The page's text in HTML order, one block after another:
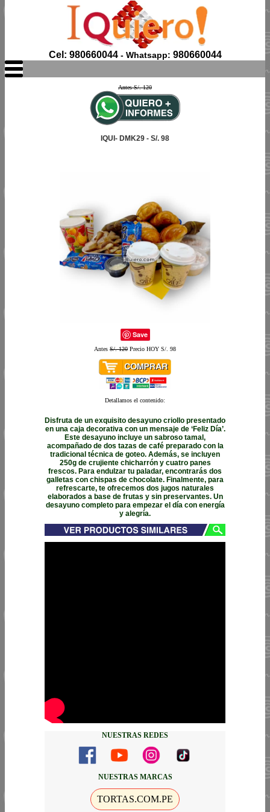
Cel: 980660044- Whatsapp: 980660044
Antes S/. 120
IQUI- DMK29 - S/. 98
Save
Antes S/. 120 Precio HOY S/. 98
Detallamos el contenido:
Disfruta de un exquisito desayuno criollo presentado
en una caja decorativa con un mensaje de ‘Feliz Día’.
Este desayuno incluye un sabroso tamal,
acompañado de dos tazas de café preparado con la
tradicional técnica de goteo. Además, se incluyen
250g de crujiente chicharrón y cuatro panes
frescos. Para endulzar tu paladar, encontrarás dos
galletas con chispas de chocolate. Finalmente, para
refrescarte, te ofrecemos dos jugos naturales
elaborados a base de frutas y sin preservantes. Un
desayuno completo para empezar el día con energía
y alegría.
NUESTRAS REDES
NUESTRAS MARCAS
TORTAS.COM.PE